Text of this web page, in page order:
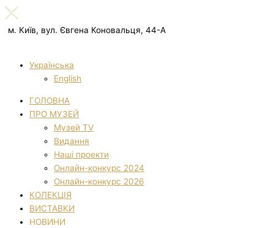
м. Київ, вул. Євгена Коновальця, 44-А
Українська
English
ГОЛОВНА
ПРО МУЗЕЙ
Музей TV
Видання
Наші проекти
Онлайн-конкурс 2024
Онлайн-конкурс 2026
КОЛЕКЦІЯ
ВИСТАВКИ
НОВИНИ